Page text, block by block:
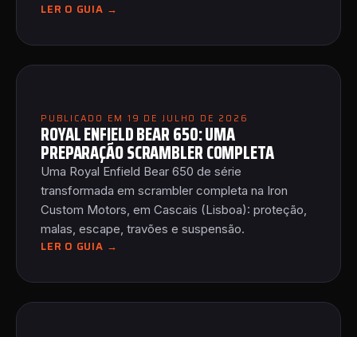
LER O GUIA →
PUBLICADO EM 19 DE JULHO DE 2026
ROYAL ENFIELD BEAR 650: UMA
PREPARAÇÃO SCRAMBLER COMPLETA
Uma Royal Enfield Bear 650 de série
transformada em scrambler completa na Iron
Custom Motors, em Cascais (Lisboa): proteção,
malas, escape, travões e suspensão.
LER O GUIA →